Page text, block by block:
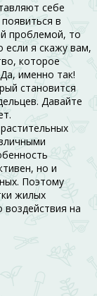
себе
в
проблемой, то
если я скажу вам,
которое
именно так!
становится
Давайте
но и
Поэтому
жилых
на